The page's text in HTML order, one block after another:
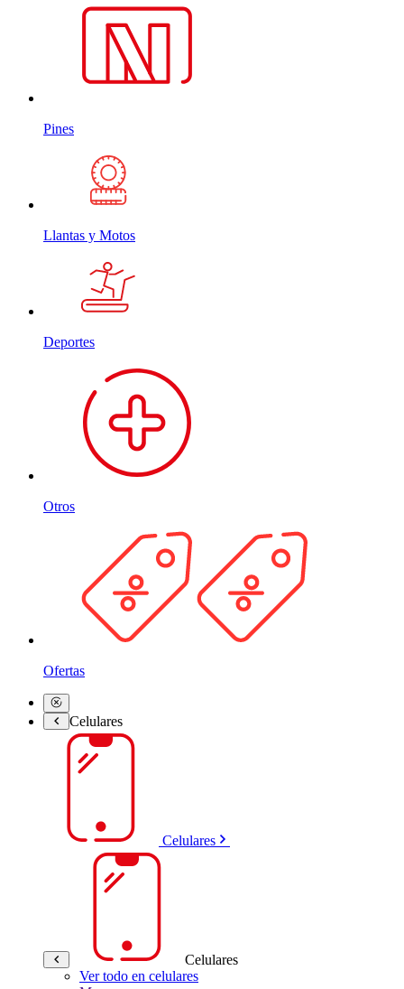
Pines
Llantas y Motos
Deportes
Otros
Ofertas
Celulares
Celulares
Celulares
Ver todo en celulares